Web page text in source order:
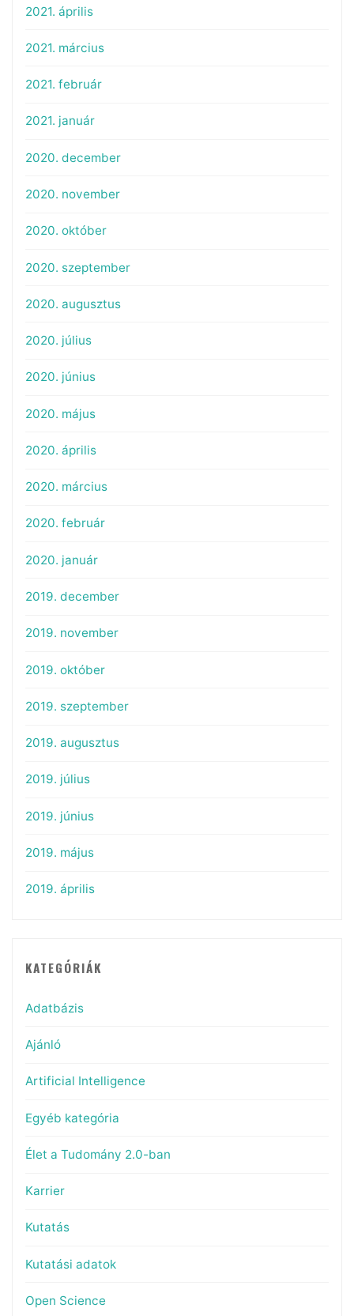
2021. április
2021. március
2021. február
2021. január
2020. december
2020. november
2020. október
2020. szeptember
2020. augusztus
2020. július
2020. június
2020. május
2020. április
2020. március
2020. február
2020. január
2019. december
2019. november
2019. október
2019. szeptember
2019. augusztus
2019. július
2019. június
2019. május
2019. április
KATEGÓRIÁK
Adatbázis
Ajánló
Artificial Intelligence
Egyéb kategória
Élet a Tudomány 2.0-ban
Karrier
Kutatás
Kutatási adatok
Open Science